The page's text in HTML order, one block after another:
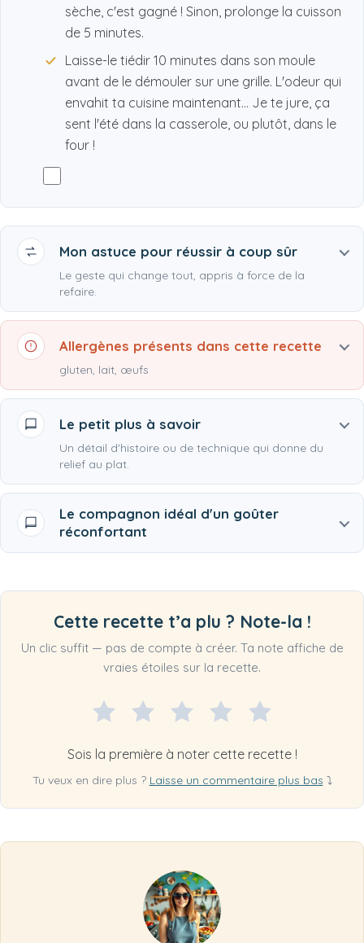
sèche, c'est gagné ! Sinon, prolonge la cuisson
de 5 minutes.
Laisse-le tiédir 10 minutes dans son moule
avant de le démouler sur une grille. L'odeur qui
envahit ta cuisine maintenant... Je te jure, ça
sent l'été dans la casserole, ou plutôt, dans le
four !
Mon astuce pour réussir à coup sûr
Le geste qui change tout, appris à force de la
refaire.
Allergènes présents dans cette recette
gluten, lait, œufs
Le petit plus à savoir
Un détail d'histoire ou de technique qui donne du
relief au plat.
Le compagnon idéal d'un goûter
réconfortant
Cette recette t’a plu ? Note-la !
Un clic suffit — pas de compte à créer. Ta note affiche de
vraies étoiles sur la recette.
Sois la première à noter cette recette !
Tu veux en dire plus ? Laisse un commentaire plus bas ⤵